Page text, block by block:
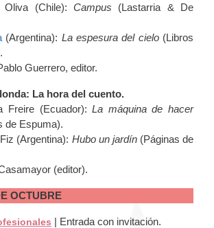
(Chile): Campus (Lastarria & De
(Argentina): La espesura del cielo(Libros
Guerrero, editor.
La hora del cuento.
Freire (Ecuador):La máquina de hacer
de Espuma).
(Argentina): Hubo un jardín(Páginas de
(editor).
OCTUBRE
| Entrada con invitación.